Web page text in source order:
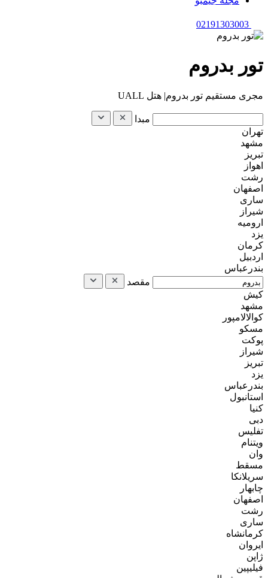
02191303003
تور بدروم
مجری مستقیم تور بدروم| هتل UALL
مبدا
تهران
مشهد
تبریز
اهواز
رشت
اصفهان
ساری
شیراز
ارومیه
یزد
کرمان
اردبیل
بندرعباس
مقصد
کیش
مشهد
کوالالامپور
مسکو
پوکت
شیراز
تبریز
یزد
بندرعباس
استانبول
کنیا
دبی
تفلیس
ویتنام
وان
مسقط
سریلانکا
چابهار
اصفهان
رشت
ساری
کرمانشاه
ایروان
ژاپن
فیلیپین